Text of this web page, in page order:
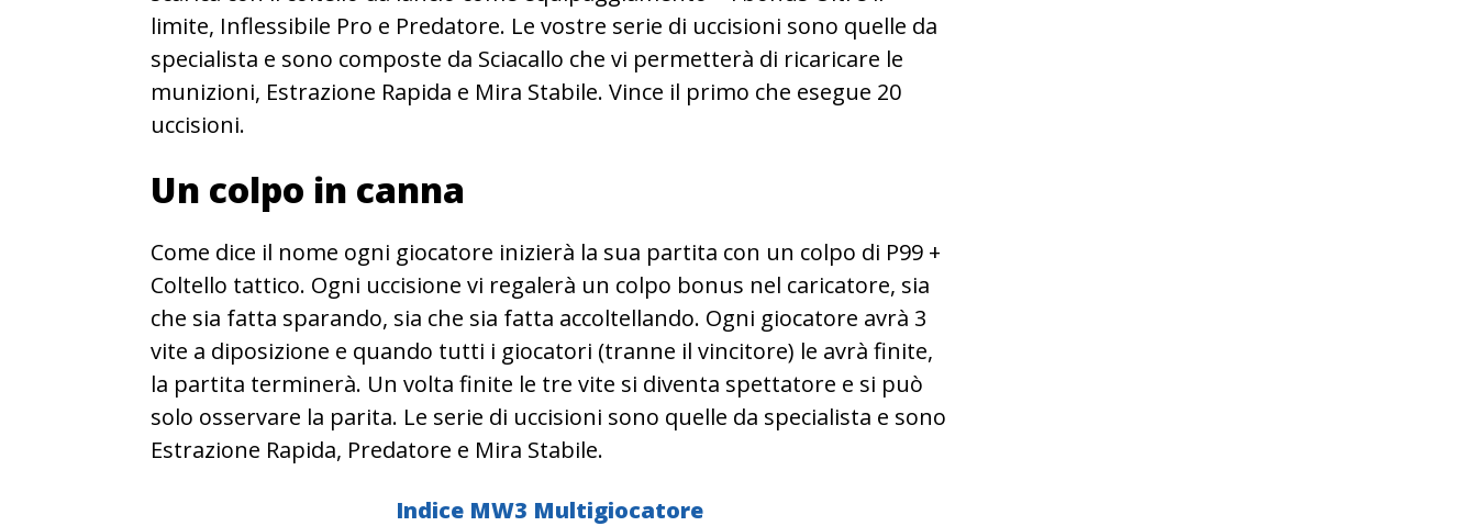
limite, Inflessibile Pro e Predatore. Le vostre serie di uccisioni sono quelle da
specialista e sono composte da Sciacallo che vi permetterà di ricaricare le
munizioni, Estrazione Rapida e Mira Stabile. Vince il primo che esegue 20
uccisioni.
Un colpo in canna
Come dice il nome ogni giocatore inizierà la sua partita con un colpo di P99 +
Coltello tattico. Ogni uccisione vi regalerà un colpo bonus nel caricatore, sia
che sia fatta sparando, sia che sia fatta accoltellando. Ogni giocatore avrà 3
vite a diposizione e quando tutti i giocatori (tranne il vincitore) le avrà finite,
la partita terminerà. Un volta finite le tre vite si diventa spettatore e si può
solo osservare la parita. Le serie di uccisioni sono quelle da specialista e sono
Estrazione Rapida, Predatore e Mira Stabile.
Indice MW3 Multigiocatore